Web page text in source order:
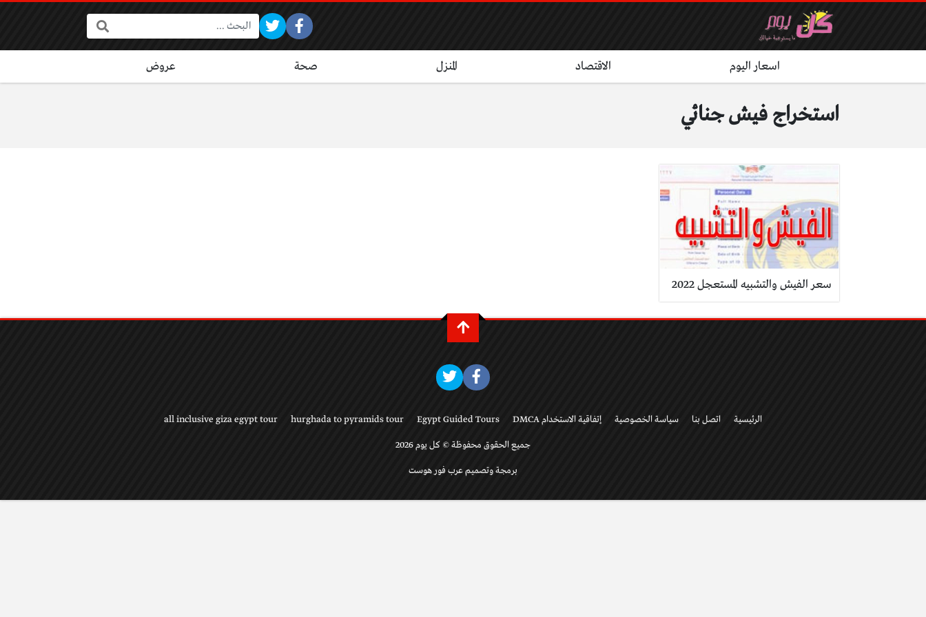
البحث:
اسعار اليوم الاقتصاد المنزل صحة عروض
استخراج فيش جنائي
سعر الفيش والتشبيه المستعجل 2022
الرئيسية اتصل بنا سياسة الخصوصية إتفاقية الاستخدام DMCA Egypt Guided Tours
hurghada to pyramids tour
all inclusive giza egypt tour
جميع الحقوق محفوظة © كل يوم 2026
برمجة وتصميم عرب فور هوست